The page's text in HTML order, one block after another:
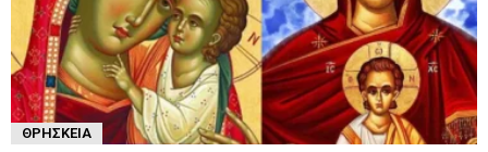
ΘΡΗΣΚΕΊΑ